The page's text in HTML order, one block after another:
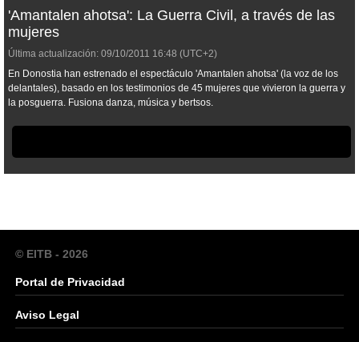
'Amantalen ahotsa': La Guerra Civil, a través de las
mujeres
Última actualización: 09/10/2011 16:48 (UTC+2)
En Donostia han estrenado el espectáculo 'Amantalen ahotsa' (la voz de los
delantales), basado en los testimonios de 45 mujeres que vivieron la guerra y
la posguerra. Fusiona danza, música y bertsos.
© EITB - 2026
Portal de Privacidad
Aviso Legal